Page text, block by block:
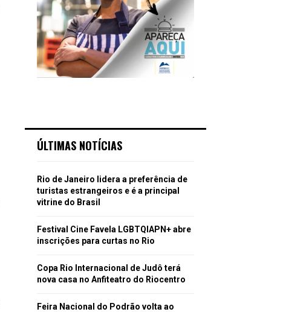
ÚLTIMAS NOTÍCIAS
Rio de Janeiro lidera a preferência de
turistas estrangeiros e é a principal
vitrine do Brasil
Festival Cine Favela LGBTQIAPN+ abre
inscrições para curtas no Rio
Copa Rio Internacional de Judô terá
nova casa no Anfiteatro do Riocentro
Feira Nacional do Podrão volta ao